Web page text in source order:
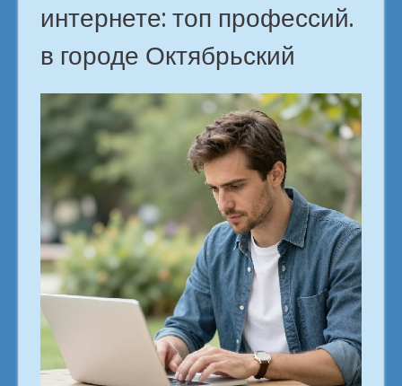
интернете: топ профессий.
в городе Октябрьский